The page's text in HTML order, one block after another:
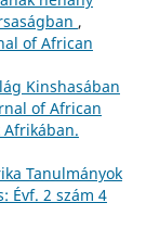
,
of African
Kinshasában
of African
Afrikában.
Tanulmányok
Évf. 2 szám 4